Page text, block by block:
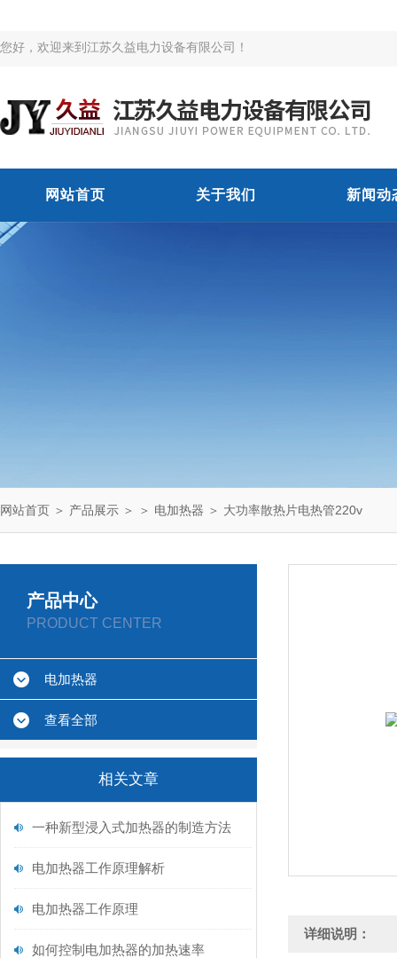
您好，欢迎来到江苏久益电力设备有限公司！
网站首页 关于我们 新闻动
网站首页 ＞ 产品展示 ＞ ＞ 电加热器 ＞ 大功率散热片电热管220v
产品中心
PRODUCT CENTER
电加热器
查看全部
相关文章
一种新型浸入式加热器的制造方法
电加热器工作原理解析
电加热器工作原理
如何控制电加热器的加热速率
详细说明：